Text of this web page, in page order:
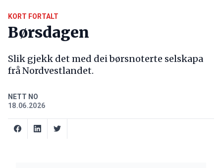
KORT FORTALT
Børsdagen
Slik gjekk det med dei børsnoterte selskapa
frå Nordvestlandet.
NETT NO
18.06.2026